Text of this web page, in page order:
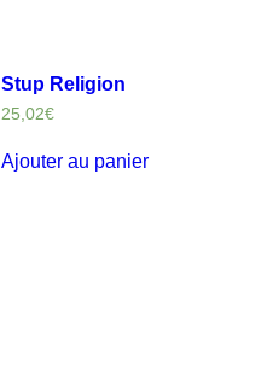
Stup Religion
25,02€
Ajouter au panier